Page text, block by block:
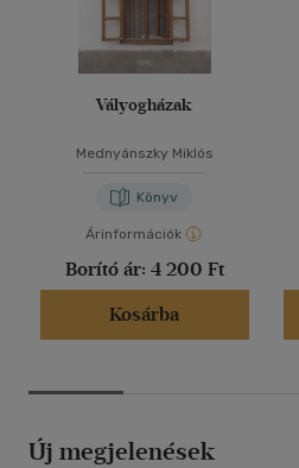
Vályogházak
Mednyánszky Miklós
Könyv
Árinformációk
Borító ár: 4 200 Ft
Kosárba
Új megjelenések